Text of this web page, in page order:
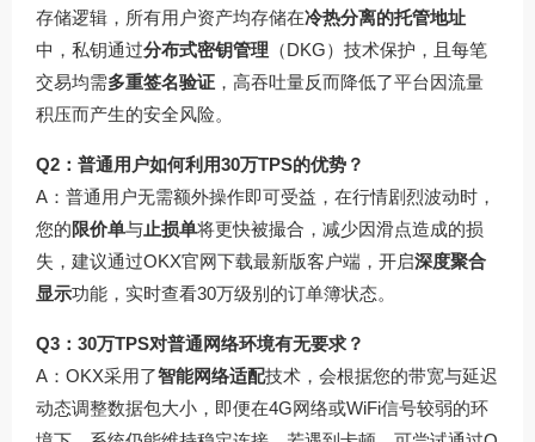
存储逻辑，所有用户资产均存储在冷热分离的托管地址
中，私钥通过分布式密钥管理 （DKG）技术保护，且每笔
交易均需多重签名验证 ，高吞吐量反而降低了平台因流量
积压而产生的安全风险。
Q2：普通用户如何利用30万TPS的优势？
A：普通用户无需额外操作即可受益，在行情剧烈波动时，
您的限价单与止损单将更快被撮合，减少因滑点造成的损
失，建议通过OKX官网下载最新版客户端，开启深度聚合
显示功能，实时查看30万级别的订单簿状态。
Q3：30万TPS对普通网络环境有无要求？
A：OKX采用了智能网络适配技术，会根据您的带宽与延迟
动态调整数据包大小，即便在4G网络或WiFi信号较弱的环